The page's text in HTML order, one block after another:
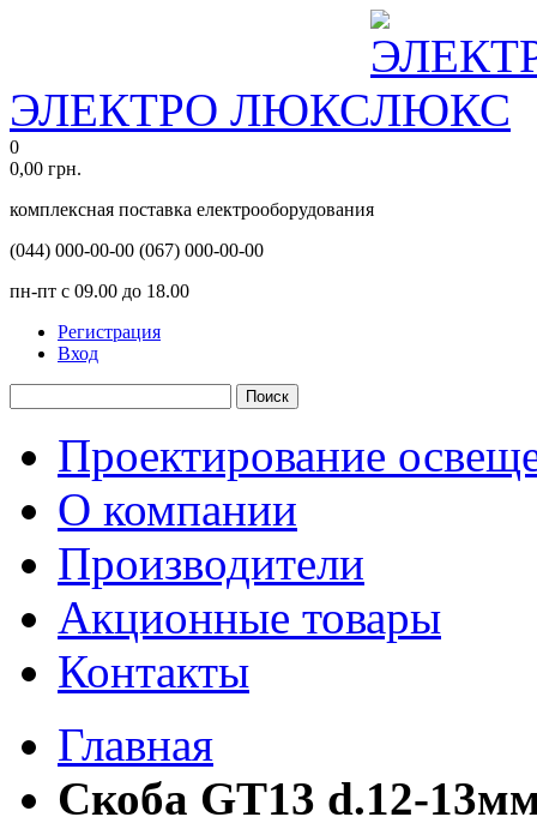
ЭЛЕКТРО ЛЮКС
0
0,00 грн.
комплексная поставка електрооборудования
(044) 000-00-00 (067) 000-00-00
пн-пт с 09.00 до 18.00
Регистрация
Вход
Поиск
Проектирование
О компании
Производители
Акционные товары
Контакты
Главная
Скоба GT13 d.12-